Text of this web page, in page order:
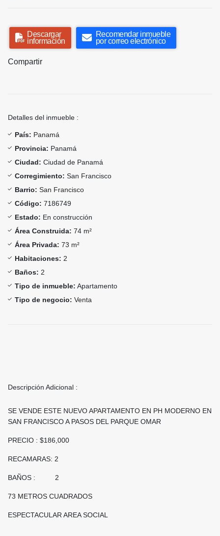
Descargar
información
Recomendar inmueble
por correo electrónico
Compartir
Detalles del inmueble :
País: Panamá
Provincia: Panamá
Ciudad: Ciudad de Panamá
Corregimiento: San Francisco
Barrio: San Francisco
Código: 7186749
Estado: En construcción
Área Construida: 74 m²
Área Privada: 73 m²
Habitaciones: 2
Baños: 2
Tipo de inmueble: Apartamento
Tipo de negocio: Venta
Descripción Adicional :
SE VENDE ESTE NUEVO APARTAMENTO EN PH MODERNO EN
SAN FRANCISCO A PASOS DEL PARQUE OMAR
PRECIO : $186,000
RECAMARAS: 2
BAÑOS : 2
73 METROS CUADRADOS
ESPECTACULAR AREA SOCIAL